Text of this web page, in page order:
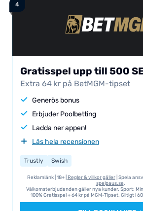
Gratisspel upp till 500
Extra 64 kr på BetMGM-tipset
Generös bonus
Erbjuder Poolbetting
Ladda ner appen!
Läs hela recensionen
Trustly Swish
Reklamlänk | 18+ | Regler & villkor gäller| Spela
spelpaus.se.
Välkomsterbjudanden gäller nya kunder. Sport:
100% Gratisspel + 64 kr på MGM-Tipset. Giltigt i
uppfylls. Livecasino: Min insättning 100 kr. 30x